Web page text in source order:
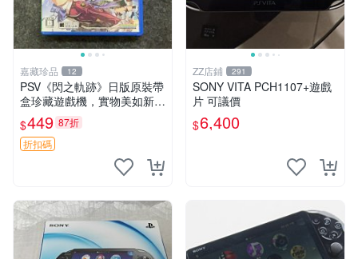
嘉藏珍品 12
PSV《閃之軌跡》日版原裝帶
盒珍藏遊戲機，實物美如新，
嚴選推薦 閃之軌跡 日版 PSV
原裝帶盒
$449 87折
折扣碼
ZZ店鋪 291
SONY VITA PCH1107+遊戲
片 可議價
$6,400